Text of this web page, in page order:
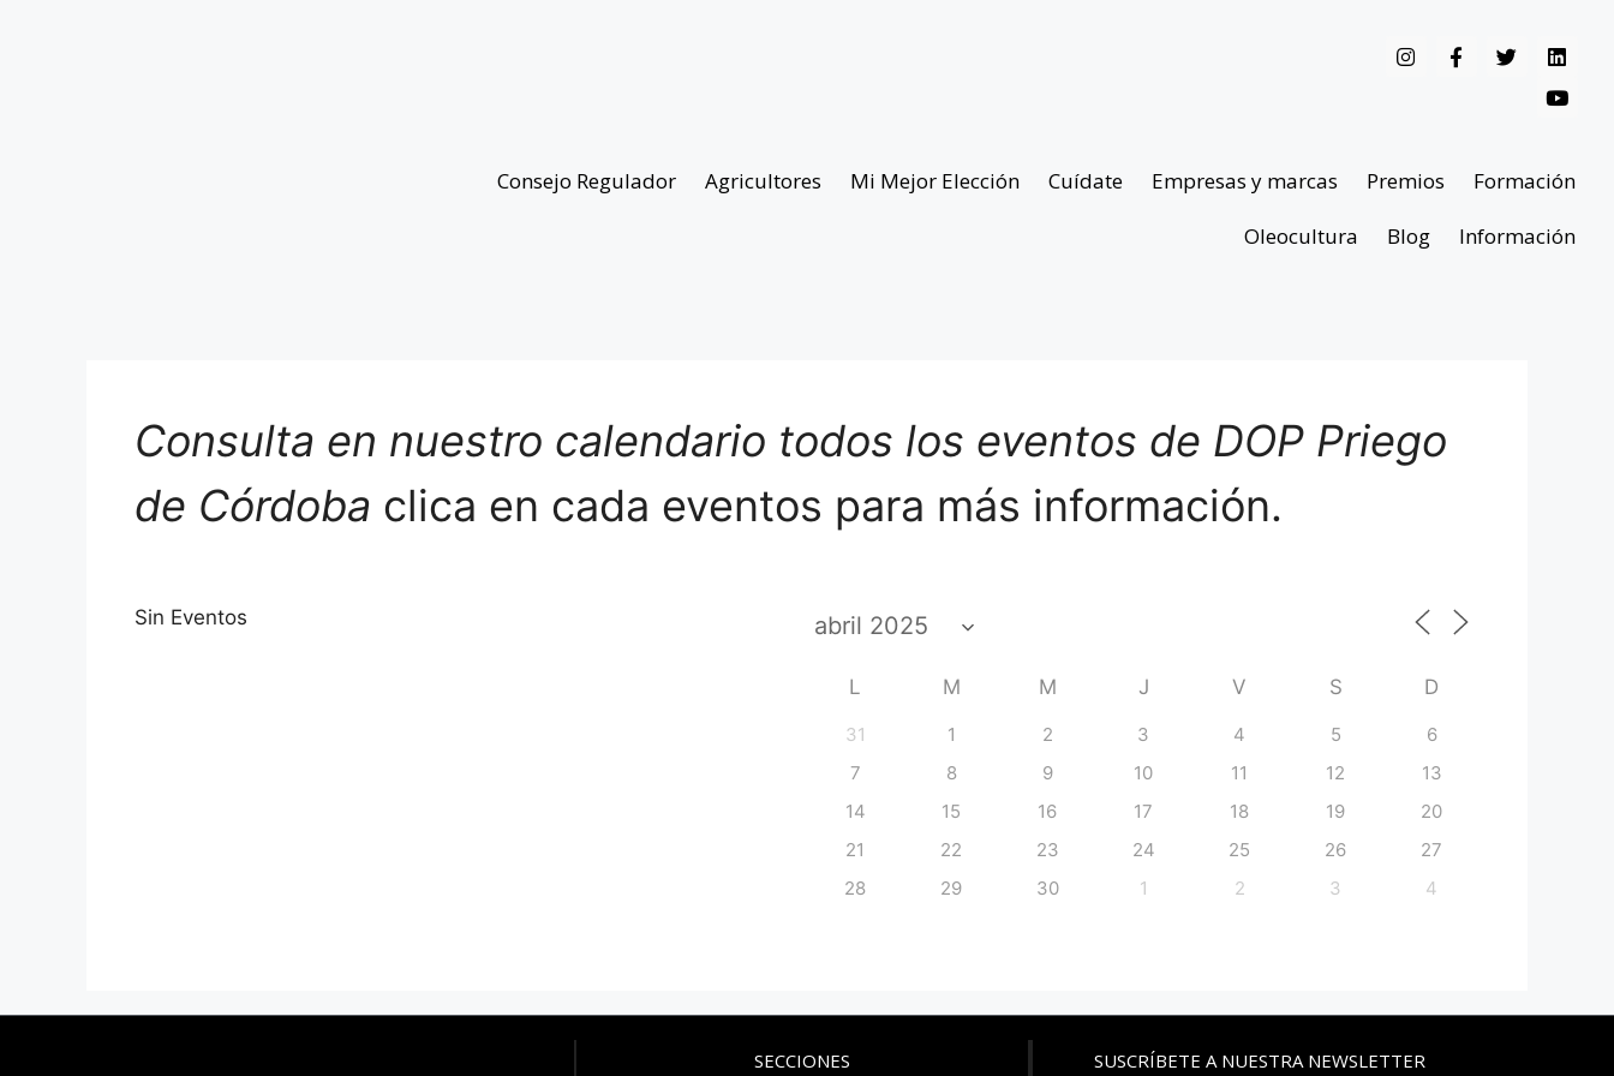
Consejo Regulador Agricultores Mi Mejor Elección Cuídate Empresas y marcas Premios
Formación
Oleocultura
Blog Información
Consulta en nuestro calendario todos los eventos de DOP Priego
de Córdoba clica en cada eventos para más información.
Sin Eventos
L M M J V S D
31 1 2 3 4 5
6
7
8 9 10 11 12
13
14
15 16 17 18 19
20
21
22 23 24 25 26
27
28
29 30 1 2 3 4
SECCIONES SUSCRÍBETE A NUESTRA NEWSLETTER